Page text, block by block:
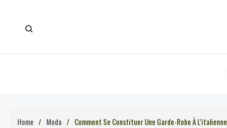
Home Moda Comment Se Constituer Une Garde-Robe À L’italienne